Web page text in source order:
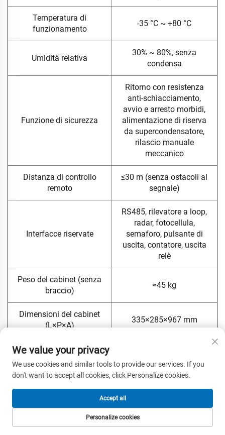
Temperatura di
funzionamento
-35 °C ~ +80 °C
Umidità relativa
30% ~ 80%, senza
condensa
Funzione di sicurezza
Ritorno con resistenza
anti-schiacciamento,
avvio e arresto morbidi,
alimentazione di riserva
da supercondensatore,
rilascio manuale
meccanico
Distanza di controllo
remoto
≤30 m (senza ostacoli al
segnale)
Interfacce riservate
RS485, rilevatore a loop,
radar, fotocellula,
semaforo, pulsante di
uscita, contatore, uscita
relè
Peso del cabinet (senza
braccio)
≈45 kg
Dimensioni del cabinet
(L×P×A)
335×285×967 mm
Vita di Servizio
Kit standard incluso
Armadio, gruppo motore
DZBL-B, condensatore
elettrolitico ad alta
capacità, ricevitore, 2
telecomandi, braccio
We value your privacy
We use cookies and similar tools to provide our services. If you
don't want to accept all cookies, click Personalize cookies.
Personalize cookies
Accept all